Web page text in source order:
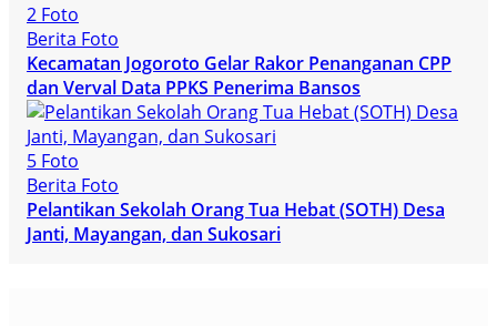
2 Foto
Berita Foto
Kecamatan Jogoroto Gelar Rakor Penanganan CPP
dan Verval Data PPKS Penerima Bansos
5 Foto
Berita Foto
Pelantikan Sekolah Orang Tua Hebat (SOTH) Desa
Janti, Mayangan, dan Sukosari